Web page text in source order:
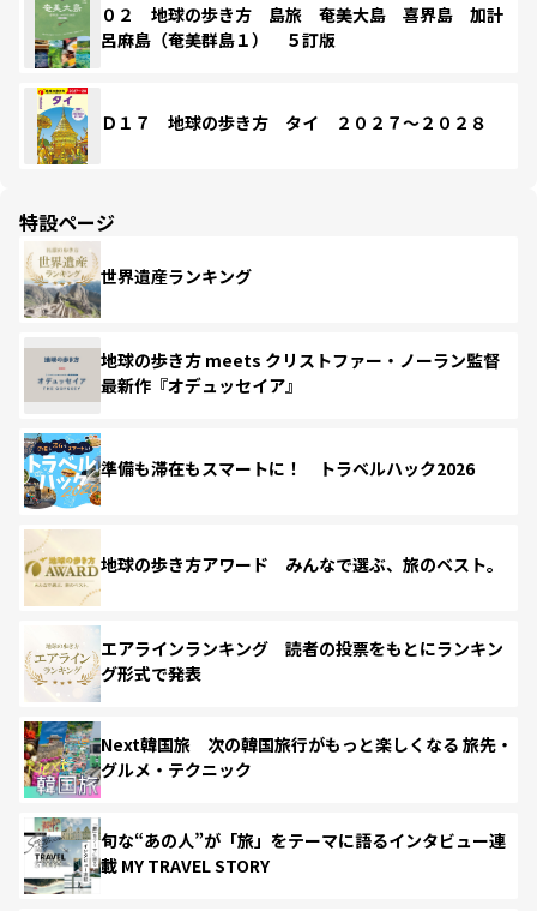
０２ 地球の歩き方 島旅 奄美大島 喜界島 加計
呂麻島（奄美群島１） ５訂版
Ｄ１７ 地球の歩き方 タイ ２０２７～２０２８
特設ページ
世界遺産ランキング
地球の歩き方 meets クリストファー・ノーラン監督
最新作『オデュッセイア』
準備も滞在もスマートに！ トラベルハック2026
地球の歩き方アワード みんなで選ぶ、旅のベスト。
エアラインランキング 読者の投票をもとにランキン
グ形式で発表
Next韓国旅 次の韓国旅行がもっと楽しくなる 旅先・
グルメ・テクニック
旬な“あの人”が「旅」をテーマに語るインタビュー連
載 MY TRAVEL STORY